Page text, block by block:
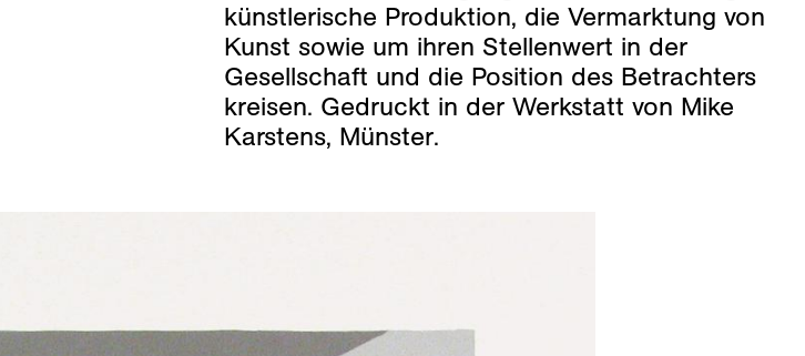
künstlerische Produktion, die Vermarktung von
Kunst sowie um ihren Stellenwert in der
Gesellschaft und die Position des Betrachters
kreisen. Gedruckt in der Werkstatt von Mike
Karstens, Münster.